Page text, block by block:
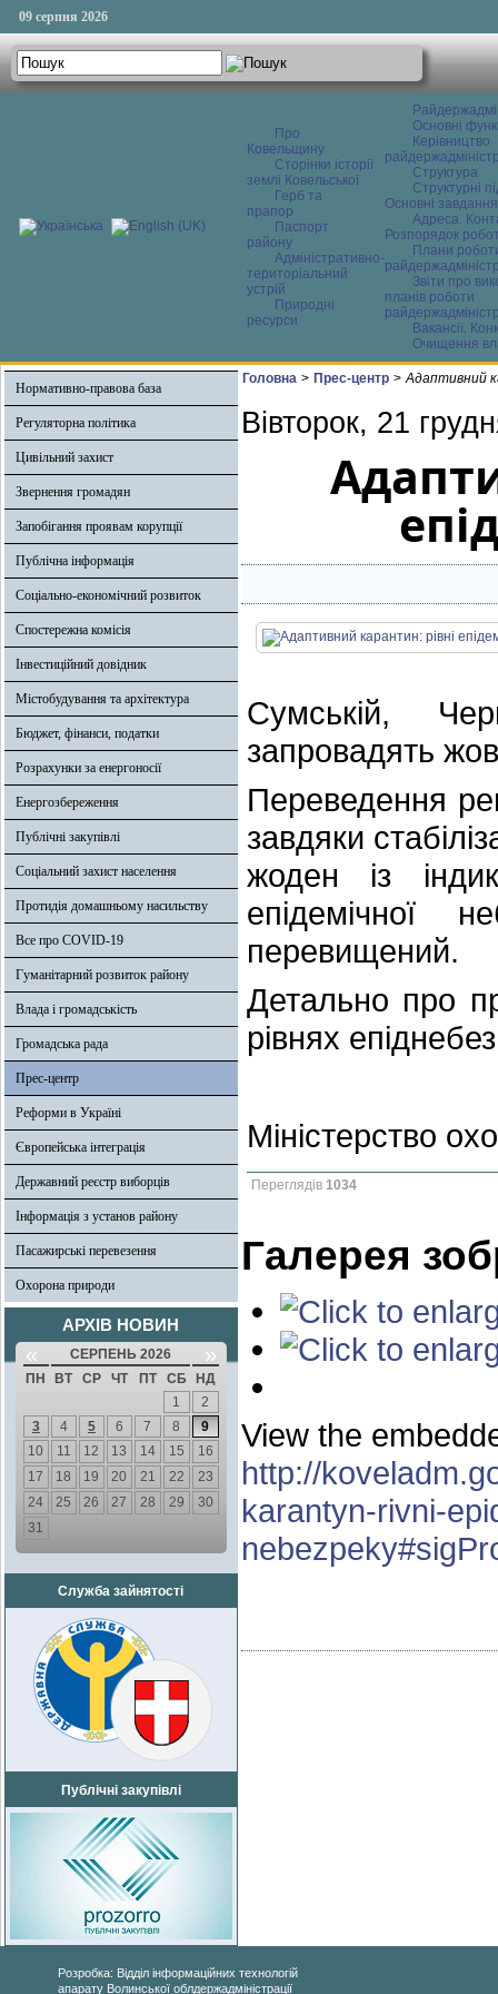
09 серпня 2026
Про
Ковельщину
Сторінки історії
землі Ковельської
Герб та
прапор
Паспорт
району
Адміністративно-
територіальний
устрій
Природні
ресурси
Основні
Керівництво
Структура
Структурні
Основні завдання
Адреса.
Розпорядок
Плани
Звіти про
планів роботи
Вакансії.
Очищення
Нормативно-правова база
Регуляторна політика
Цивільний захист
Звернення громадян
Запобігання проявам корупції
Публічна інформація
Соціально-економічний розвиток
Спостережна комісія
Інвестиційний довідник
Містобудування та архітектура
Бюджет, фінанси, податки
Розрахунки за енергоносії
Енергозбереження
Публічні закупівлі
Соціальний захист населення
Протидія домашньому насильству
Все про COVID-19
Гуманітарний розвиток району
Влада і громадськість
Громадська рада
Прес-центр
Реформи в Україні
Європейська інтеграція
Державний реєстр виборців
Інформація з установ району
Пасажирські перевезення
Охорона природи
АРХІВ НОВИН
« СЕРПЕНЬ 2026 »
ПН ВТ СР ЧТ ПТ СБ
НД
1
2
3
4 5 6 7 8
9
10
11 12 13 14 15
16
17
18 19 20 21 22
23
24
25 26 27 28 29
30
31
Служба зайнятості
Публічні закупівлі
Головна > Прес-центр > Адаптивний
Вівторок, 21
Сумській,
запровадять
Переведення
завдяки
жоден із
епідемічної
перевищений.
Детально про
рівнях
Міністерство
Переглядів 1034
Галерея
View the
http://
karantyn-rivni-
Розробка: Відділ інформаційних технологій
апарату Волинської облдержадміністрації